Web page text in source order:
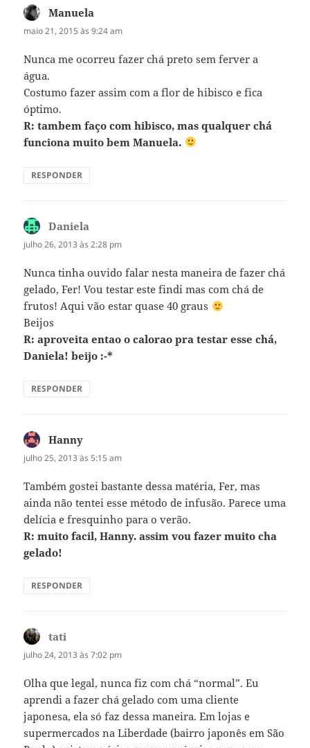
Manuela
maio 21, 2015 às 9:24 am
Nunca me ocorreu fazer chá preto sem ferver a
água.
Costumo fazer assim com a flor de hibisco e fica
óptimo.
R: tambem faço com hibisco, mas qualquer chá
funciona muito bem Manuela.
RESPONDER
Daniela
julho 26, 2013 às 2:28 pm
Nunca tinha ouvido falar nesta maneira de fazer chá
gelado, Fer! Vou testar este findi mas com chá de
frutos! Aqui vão estar quase 40 graus
Beijos
R: aproveita entao o calorao pra testar esse chá,
Daniela! beijo :-*
RESPONDER
Hanny
julho 25, 2013 às 5:15 am
Também gostei bastante dessa matéria, Fer, mas
ainda não tentei esse método de infusão. Parece uma
delícia e fresquinho para o verão.
R: muito facil, Hanny. assim vou fazer muito cha
gelado!
RESPONDER
tati
julho 24, 2013 às 7:02 pm
Olha que legal, nunca fiz com chá “normal”. Eu
aprendi a fazer chá gelado com uma cliente
japonesa, ela só faz dessa maneira. Em lojas e
supermercados na Liberdade (bairro japonês em São